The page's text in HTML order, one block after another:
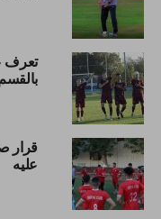
تعرف
قرار
عليه